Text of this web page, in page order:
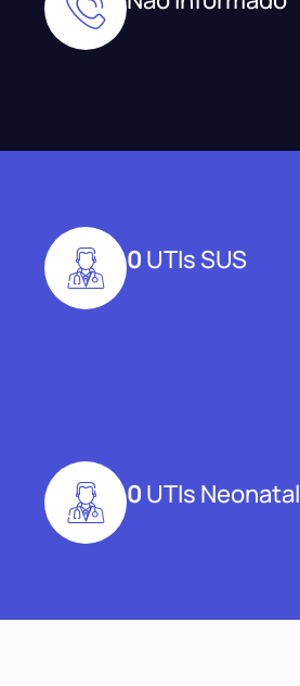
0 UTIs SUS
0 UTIs Neonatal